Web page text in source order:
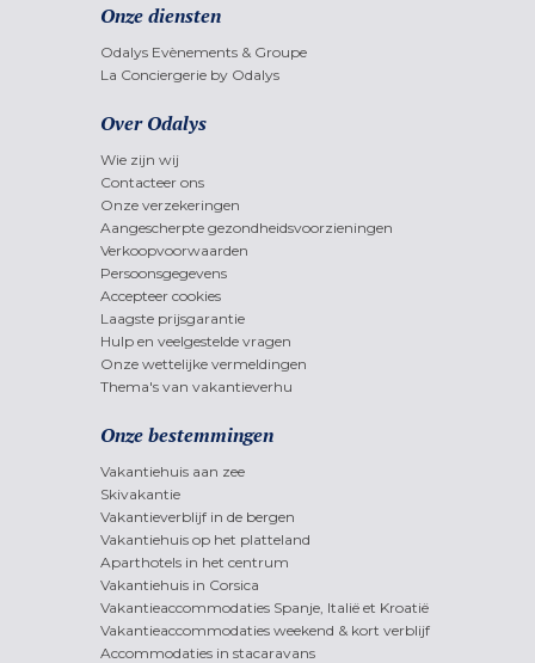
Onze diensten
Odalys Evènements & Groupe
La Conciergerie by Odalys
Over Odalys
Wie zijn wij
Contacteer ons
Onze verzekeringen
Aangescherpte gezondheidsvoorzieningen
Verkoopvoorwaarden
Persoonsgegevens
Accepteer cookies
Laagste prijsgarantie
Hulp en veelgestelde vragen
Onze wettelijke vermeldingen
Thema's van vakantieverhu
Onze bestemmingen
Vakantiehuis aan zee
Skivakantie
Vakantieverblijf in de bergen
Vakantiehuis op het platteland
Aparthotels in het centrum
Vakantiehuis in Corsica
Vakantieaccommodaties Spanje, Italië et Kroatië
Vakantieaccommodaties weekend & kort verblijf
Accommodaties in stacaravans